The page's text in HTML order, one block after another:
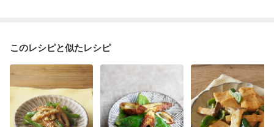
このレシピと似たレシピ